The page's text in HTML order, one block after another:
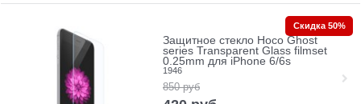
Защитное стекло Hoco Ghost
series Transparent Glass filmset
0.25mm для iPhone 6/6s
1946
850 руб
Скидка 50%